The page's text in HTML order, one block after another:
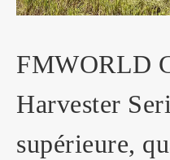
FMWORLD
Harvester
supérieure,